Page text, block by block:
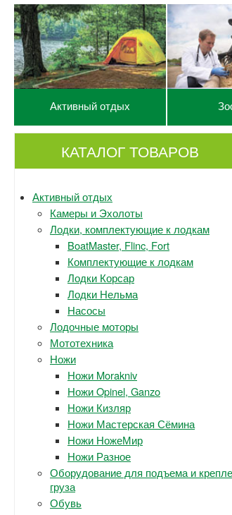
Активный отдых
КАТАЛОГ ТОВАРОВ
Активный отдых
Камеры и Эхолоты
Лодки, комплектующие к лодкам
BoatMaster, Flinc, Fort
Комплектующие к лодкам
Лодки Корсар
Лодки Нельма
Насосы
Лодочные моторы
Мототехника
Ножи
Ножи Morakniv
Ножи Opinel, Ganzo
Ножи Кизляр
Ножи Мастерская Сёмина
Ножи НожеМир
Ножи Разное
Оборудование для подъема и
груза
Обувь